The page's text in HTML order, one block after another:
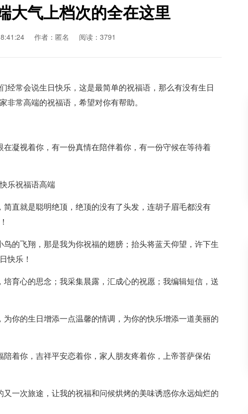
大气上档次的全在这里
作者：匿名 阅读：3791
常会说生日快乐，这是最简单的祝福语，那么有没有生日
常高端的祝福语，希望对你有帮助。
凝视着你，有一份真情在陪伴着你，有一份守候在等待着
乐祝福语高端
直就是聪明绝顶，绝顶的没有了头发，连胡子眉毛都没有
飞翔，那是我为你祝福的翅膀；抬头将蓝天仰望，许下生
快乐！
心的思念；我采集晨露，汇成心的祝愿；我编辑短信，送
的生日增添一点温馨的情调，为你的快乐增添一道美丽的
着你，吉祥平安恋着你，家人朋友疼着你，上帝菩萨保佑
次旅途，让我的祝福和问候烘烤的美味诱惑你永远灿烂的